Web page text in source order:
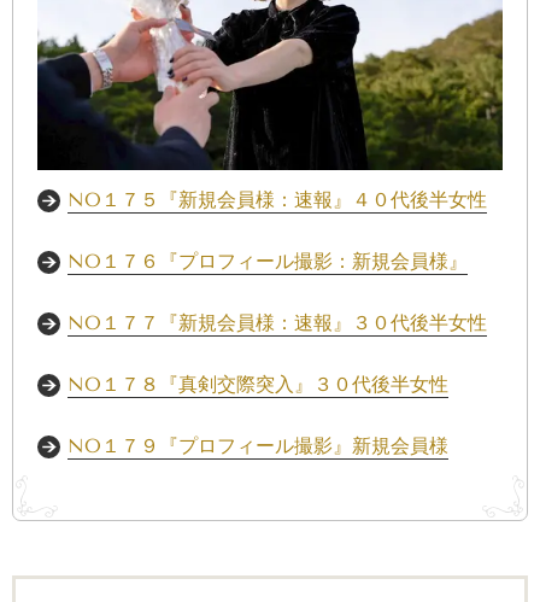
NO１７５『新規会員様：速報』４０代後半女性
NO１７６『プロフィール撮影：新規会員様』
NO１７７『新規会員様：速報』３０代後半女性
NO１７８『真剣交際突入』３０代後半女性
NO１７９『プロフィール撮影』新規会員様